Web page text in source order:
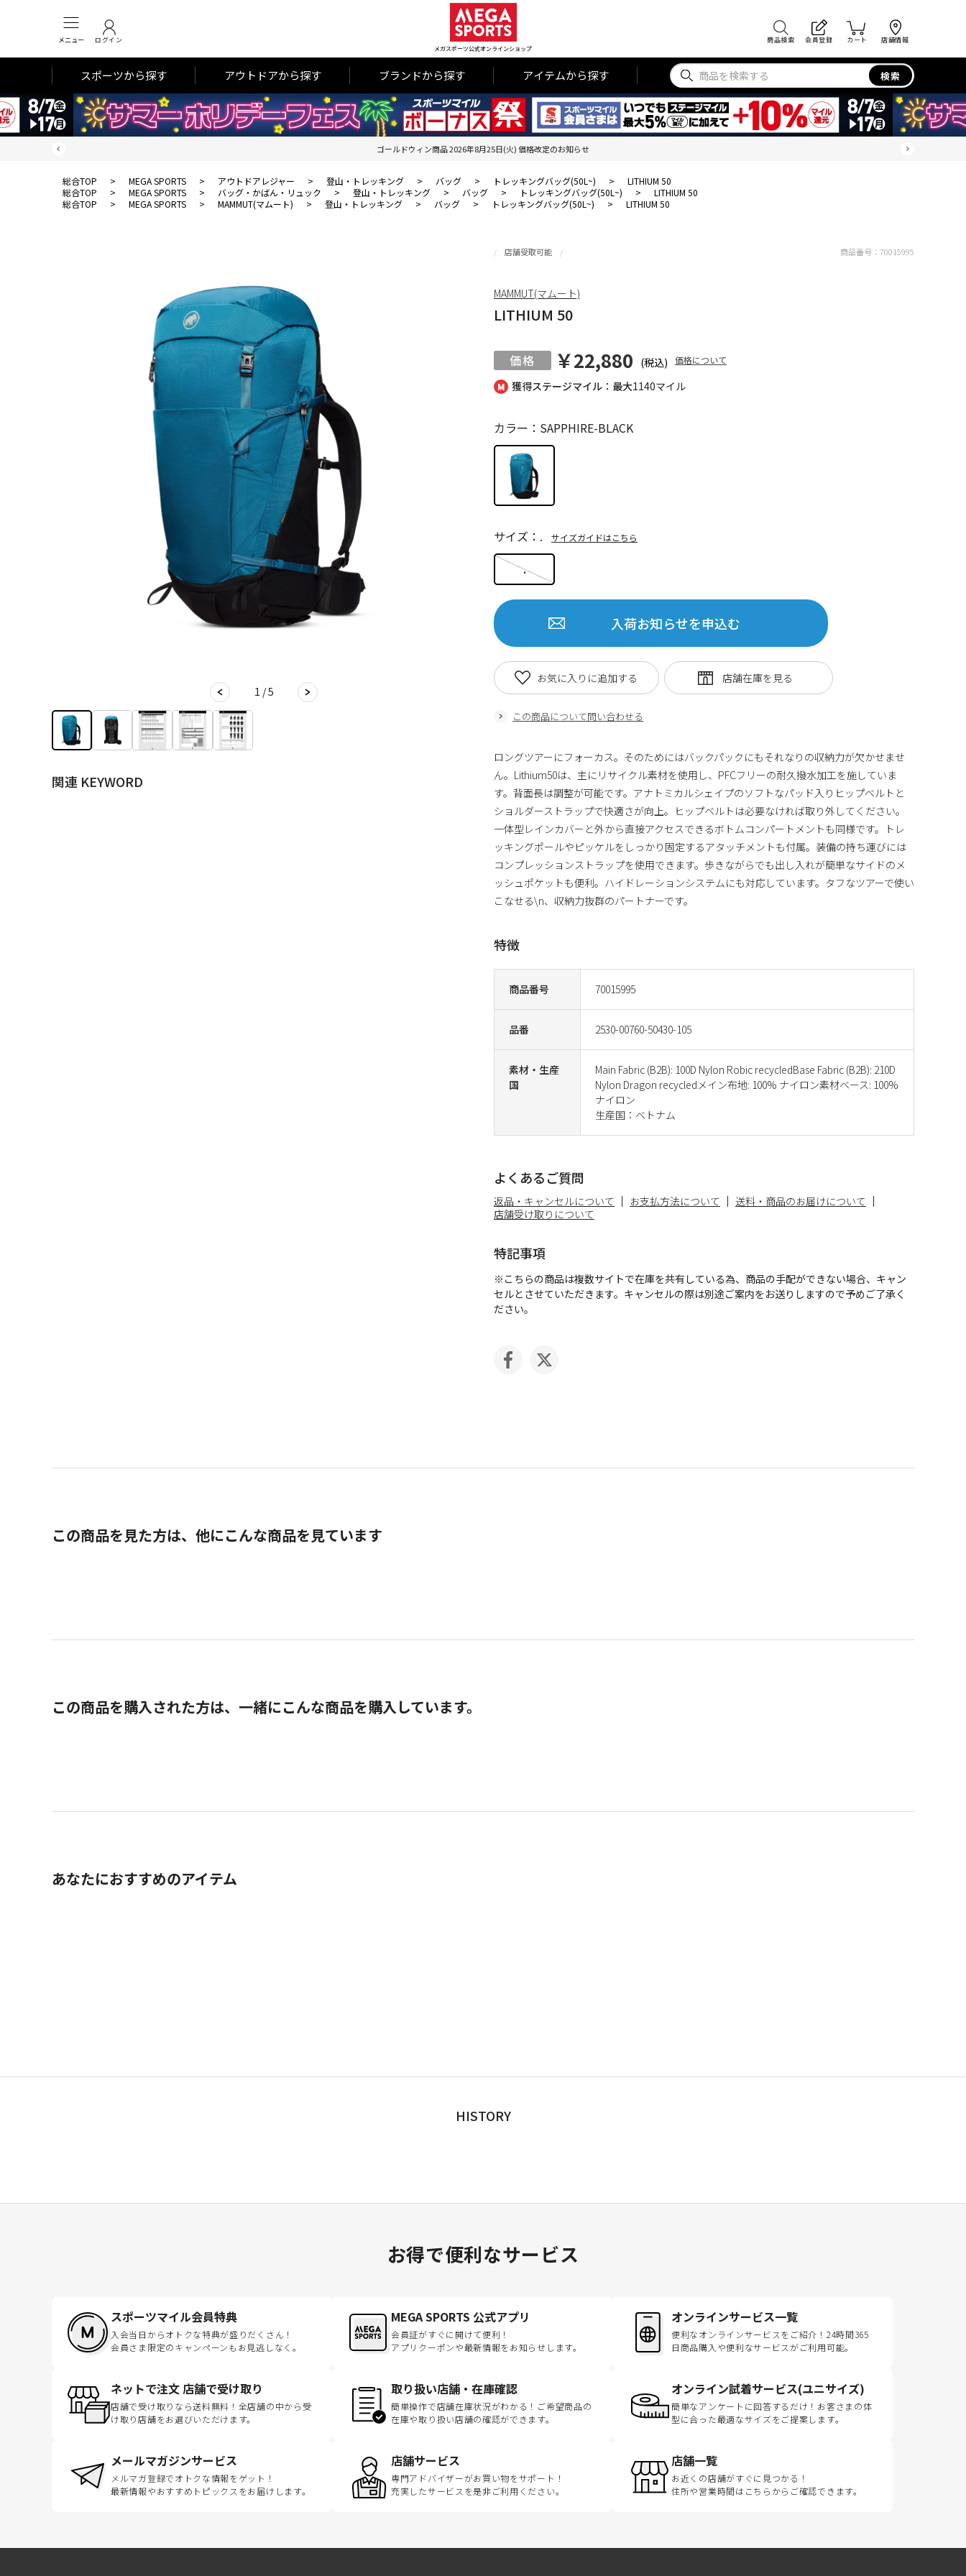
メニュー ログイン
メガスポーツ公式オンラインショップ
商品検索 会員登録 カート 店舗情報
スポーツから探す アウトドアから探す ブランドから探す アイテムから探す 検索
ゴールドウィン商品 2026年8月25日(火) 価格改定のお知らせ
総合TOP > MEGA SPORTS > アウトドアレジャー > 登山・トレッキング > バッグ > トレッキングバッグ(50L~) >
LITHIUM 50
総合TOP
> MEGA SPORTS > バッグ・かばん・リュック > 登山・トレッキング > バッグ > トレッキングバッグ(50L~) >
LITHIUM 50
総合TOP
> MEGA SPORTS > MAMMUT(マムート) > 登山・トレッキング > バッグ > トレッキングバッグ(50L~) > LITHIUM 50
1 / 5
関連 KEYWORD
獲得ステージマイル：最大1140マイル
店舗受取可能
LITHIUM 50
￥22,880 (税込) 価格について
商品番号 70015995
品番 2530-00760-50430-105
素材・生産
国
Main Fabric (B2B): 100D Nylon Robic recycledBase Fabric (B2B): 210D
Nylon Dragon recycledメイン布地: 100% ナイロン素材ベース: 100%
ナイロン
生産国：ベトナム
カラー：SAPPHIRE-BLACK
.
サイズ：. サイズガイドはこちら
入荷お知らせを申込む
この商品について問い合わせる
お気に入りに追加する
商品番号： 70015995
MAMMUT(マムート)
ロングツアーにフォーカス。そのためにはバックパックにもそれなりの収納力が欠かせませ
ん。Lithium50は、主にリサイクル素材を使用し、PFCフリーの耐久撥水加工を施していま
す。背面長は調整が可能です。アナトミカルシェイプのソフトなパッド入りヒップベルトと
ショルダーストラップで快適さが向上。ヒップベルトは必要なければ取り外してください。
一体型レインカバーと外から直接アクセスできるボトムコンパートメントも同様です。トレ
ッキングポールやピッケルをしっかり固定するアタッチメントも付属。装備の持ち運びには
コンプレッションストラップを使用できます。歩きながらでも出し入れが簡単なサイドのメ
ッシュポケットも便利。ハイドレーションシステムにも対応しています。タフなツアーで使い
こなせる\n、収納力抜群のパートナーです。
特徴
よくあるご質問
返品・キャンセルについて お支払方法について
送料・商品のお届けについて
店舗受け取りについて
特記事項
※こちらの商品は複数サイトで在庫を共有している為、商品の手配ができない場合、キャン
セルとさせていただきます。キャンセルの際は別途ご案内をお送りしますので予めご了承く
ださい。
この商品を見た方は、他にこんな商品を見ています
この商品を購入された方は、一緒にこんな商品を購入しています。
あなたにおすすめのアイテム
HISTORY
お得で便利なサービス
スポーツマイル会員特典
入会当日からオトクな特典が盛りだくさん！
会員さま限定のキャンペーンもお見逃しなく。
MEGA SPORTS 公式アプリ
会員証がすぐに開けて便利！
アプリクーポンや最新情報をお知らせします。
オンラインサービス一覧
便利なオンラインサービスをご紹介！24時間365
日商品購入や便利なサービスがご利用可能。
ネットで注文 店舗で受け取り
店舗で受け取りなら送料無料！全店舗の中から受
け取り店舗をお選びいただけます。
取り扱い店舗・在庫確認
簡単操作で店舗在庫状況がわかる！ご希望商品の
在庫や取り扱い店舗の確認ができます。
オンライン試着サービス(ユニサイズ)
簡単なアンケートに回答するだけ！お客さまの体
型に合った最適なサイズをご提案します。
メールマガジンサービス
メルマガ登録でオトクな情報をゲット！
最新情報やおすすめトピックスをお届けします。
店舗サービス
専門アドバイザーがお買い物をサポート！
充実したサービスを是非ご利用ください。
店舗一覧
お近くの店舗がすぐに見つかる！
住所や営業時間はこちらからご確認できます。